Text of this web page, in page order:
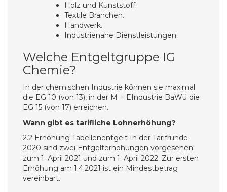
Holz und Kunststoff.
Textile Branchen.
Handwerk.
Industrienahe Dienstleistungen.
Welche Entgeltgruppe IG
Chemie?
In der chemischen Industrie können sie maximal
die EG 10 (von 13), in der M + EIndustrie BaWü die
EG 15 (von 17) erreichen.
Wann gibt es tarifliche Lohnerhöhung?
2.2 Erhöhung Tabellenentgelt In der Tarifrunde
2020 sind zwei Entgelterhöhungen vorgesehen:
zum 1. April 2021 und zum 1. April 2022. Zur ersten
Erhöhung am 1.4.2021 ist ein Mindestbetrag
vereinbart.